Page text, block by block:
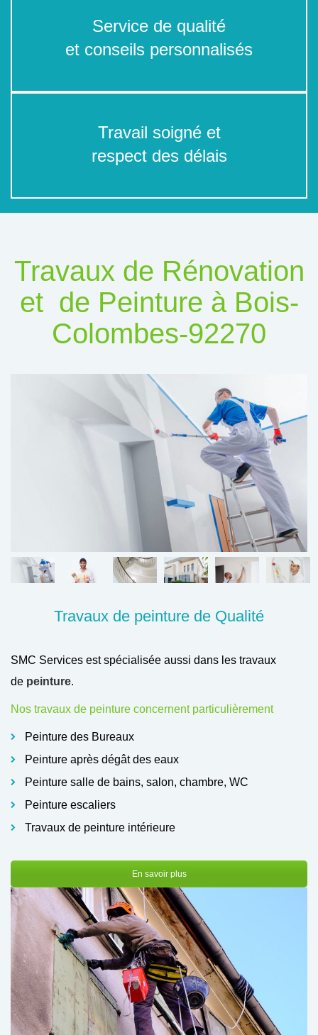
Service de qualité
et conseils personnalisés
Travail soigné et
respect des délais
Travaux de Rénovation
et de Peinture à Bois-
Colombes-92270
Travaux de peinture de Qualité
SMC Services est spécialisée aussi dans les travaux
de peinture.
Nos travaux de peinture concernent particulièrement
Peinture des Bureaux
Peinture après dégât des eaux
Peinture salle de bains, salon, chambre, WC
Peinture escaliers
Travaux de peinture intérieure
En savoir plus